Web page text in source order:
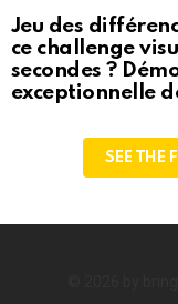
Jeu des
ce challenge
secondes ?
exceptionnelle
SEE THE